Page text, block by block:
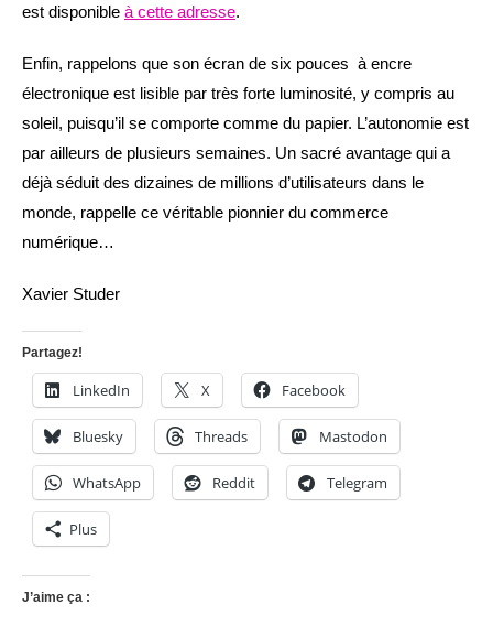
est disponible à cette adresse.
Enfin, rappelons que son écran de six pouces à encre
électronique est lisible par très forte luminosité, y compris au
soleil, puisqu’il se comporte comme du papier. L’autonomie est
par ailleurs de plusieurs semaines. Un sacré avantage qui a
déjà séduit des dizaines de millions d’utilisateurs dans le
monde, rappelle ce véritable pionnier du commerce
numérique…
Xavier Studer
Partagez!
LinkedIn X Facebook
Bluesky Threads Mastodon
WhatsApp Reddit Telegram
Plus
J’aime ça :